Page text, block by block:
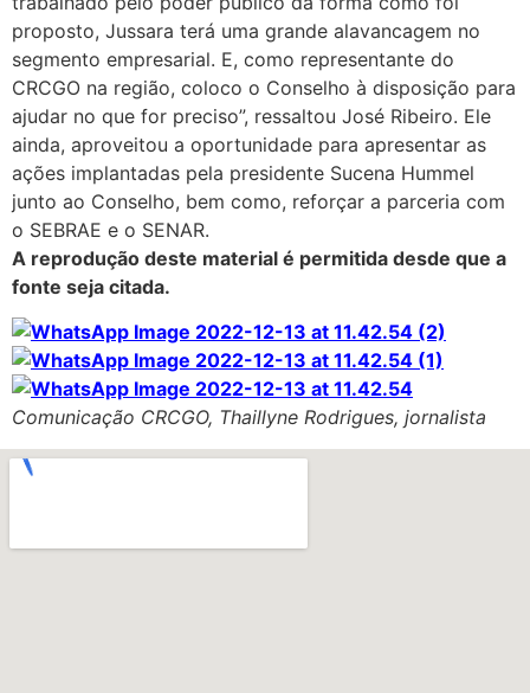
proposto, Jussara terá uma grande alavancagem no
segmento empresarial. E, como representante do
CRCGO na região, coloco o Conselho à disposição para
ajudar no que for preciso”, ressaltou José Ribeiro. Ele
ainda, aproveitou a oportunidade para apresentar as
ações implantadas pela presidente Sucena Hummel
junto ao Conselho, bem como, reforçar a parceria com
o SEBRAE e o SENAR.
A reprodução deste material é permitida desde que a
fonte seja citada.
Comunicação CRCGO, Thaillyne Rodrigues, jornalista